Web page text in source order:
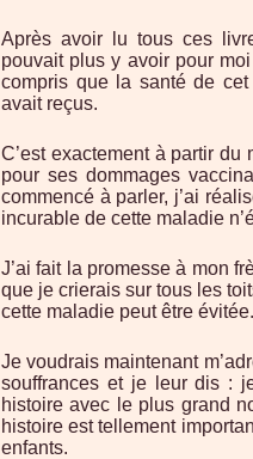
Après avoir lu tous ces
pouvait plus y avoir pour
compris que la santé de cet
avait reçus.
C’est exactement à partir
pour ses dommages
commencé à parler, j’ai
incurable de cette maladie
J’ai fait la promesse à mon
que je crierais sur tous les
cette maladie peut être évitée.
Je voudrais maintenant
souffrances et je leur dis :
histoire avec le plus grand
histoire est tellement
enfants.